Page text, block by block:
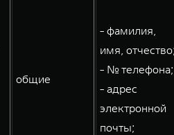
общие
- фамилия,
имя,
- № телефона;
- адрес
электронной
почты;